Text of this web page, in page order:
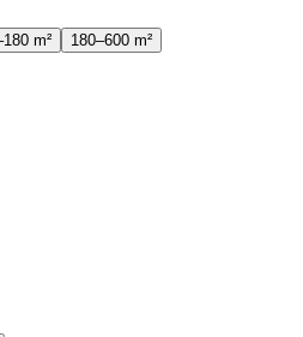
m² 180–600 m²